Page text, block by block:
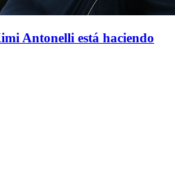
Antonelli está haciendo